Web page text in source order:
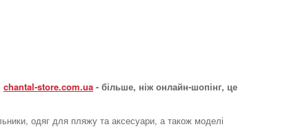
chantal-store.com.ua - більше, ніж онлайн-шопінг, це
одяг для пляжу та аксесуари, а також моделі